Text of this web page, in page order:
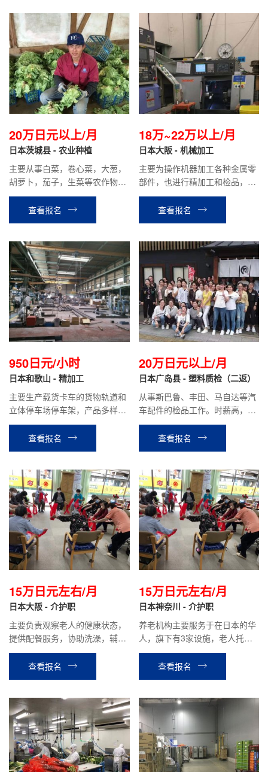
20万日元以上/月
日本茨城县 - 农业种植
主要从事白菜，卷心菜，大葱，
胡萝卜，茄子，生菜等农作物的
种植收割，包装等工作，需要有
农业经验能够吃苦耐劳。
查看报名
18万~22万以上/月
日本大阪 - 机械加工
主要为操作机器加工各种金属零
部件，也进行精加工和检品，小
件比较多。不要求机械加工经
验，但是最好有工厂工作经验。
查看报名
950日元/小时
日本和歌山 - 精加工
主要生产载货卡车的货物轨道和
立体停车场停车架，产品多样，
经营稳定。主要负责产品的组
装、焊接、打磨等工序。
查看报名
20万日元以上/月
日本广岛县 - 塑料质检（二返）
从事斯巴鲁、丰田、马自达等汽
车配件的检品工作。时薪高，
1100日元/时。
查看报名
15万日元左右/月
日本大阪 - 介护职
主要负责观察老人的健康状态，
提供配餐服务，协助洗澡，辅助
康复运动，组织各种活动等。
查看报名
15万日元左右/月
日本神奈川 - 介护职
养老机构主要服务于在日本的华
人，旗下有3家设施，老人托管
为主。位置都在横滨市繁华地
区，可以用中文沟通，交流没有
障碍。主要负责观察老人的健康
澡，辅助康复运动，组织各种活
动等。平均到手工资17万日元左
右。
查看报名